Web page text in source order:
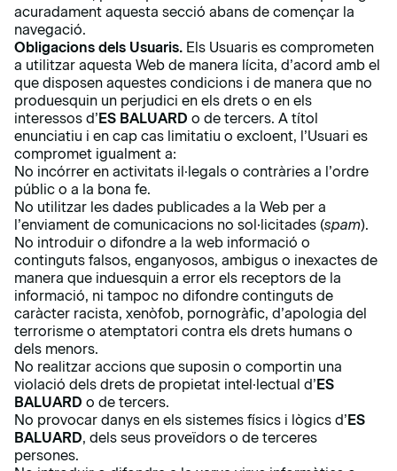
acuradament aquesta secció abans de començar la
navegació.
Obligacions dels Usuaris. Els Usuaris es comprometen
a utilitzar aquesta Web de manera lícita, d’acord amb el
que disposen aquestes condicions i de manera que no
produesquin un perjudici en els drets o en els
interessos d’ES BALUARD o de tercers. A títol
enunciatiu i en cap cas limitatiu o excloent, l’Usuari es
compromet igualment a:
No incórrer en activitats il·legals o contràries a l’ordre
públic o a la bona fe.
No utilitzar les dades publicades a la Web per a
l’enviament de comunicacions no sol·licitades (spam).
No introduir o difondre a la web informació o
continguts falsos, enganyosos, ambigus o inexactes de
manera que induesquin a error els receptors de la
informació, ni tampoc no difondre continguts de
caràcter racista, xenòfob, pornogràfic, d’apologia del
terrorisme o atemptatori contra els drets humans o
dels menors.
No realitzar accions que suposin o comportin una
violació dels drets de propietat intel·lectual d’ES
BALUARD o de tercers.
No provocar danys en els sistemes físics i lògics d’ES
BALUARD, dels seus proveïdors o de terceres
persones.